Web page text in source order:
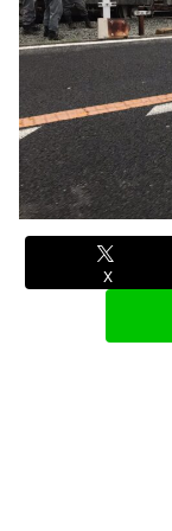
X